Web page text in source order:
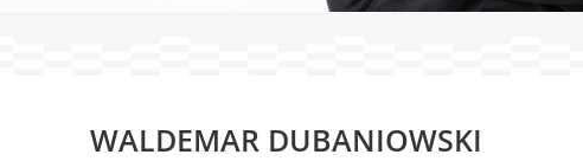
WALDEMAR DUBANIOWSKI